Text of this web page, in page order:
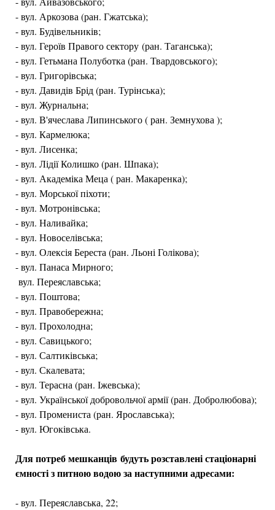
- вул. Аркозова (ран. Гжатська);
- вул. Будівельників;
- вул. Героїв Правого сектору (ран. Таганська);
- вул. Гетьмана Полуботка (ран. Твардовського);
- вул. Григорівська;
- вул. Давидів Брід (ран. Турінська);
- вул. Журнальна;
- вул. В'ячеслава Липинського ( ран. Земнухова );
- вул. Кармелюка;
- вул. Лисенка;
- вул. Лідії Колишко (ран. Шпака);
- вул. Академіка Меца ( ран. Макаренка);
- вул. Морської піхоти;
- вул. Мотронівська;
- вул. Наливайка;
- вул. Новоселівська;
- вул. Олексія Береста (ран. Льоні Голікова);
- вул. Панаса Мирного;
вул. Переяславська;
- вул. Поштова;
- вул. Правобережна;
- вул. Прохолодна;
- вул. Савицького;
- вул. Салтиківська;
- вул. Скалевата;
- вул. Терасна (ран. Іжевська);
- вул. Української добровольчої армії (ран. Добролюбова);
- вул. Промениста (ран. Ярославська);
- вул. Югоківська.
Для потреб мешканців будуть розставлені стаціонарні
ємності з питною водою за наступними адресами:
- вул. Переяславська, 22;